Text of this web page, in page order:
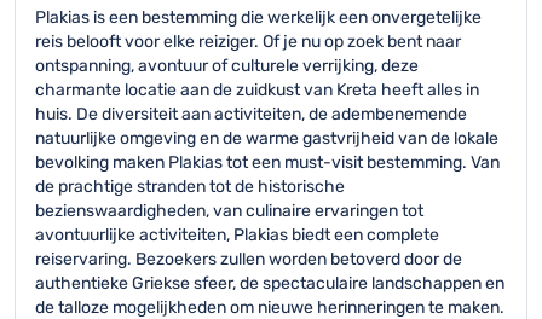
Plakias is een bestemming die werkelijk een onvergetelijke
reis belooft voor elke reiziger. Of je nu op zoek bent naar
ontspanning, avontuur of culturele verrijking, deze
charmante locatie aan de zuidkust van Kreta heeft alles in
huis. De diversiteit aan activiteiten, de adembenemende
natuurlijke omgeving en de warme gastvrijheid van de lokale
bevolking maken Plakias tot een must-visit bestemming. Van
de prachtige stranden tot de historische
bezienswaardigheden, van culinaire ervaringen tot
avontuurlijke activiteiten, Plakias biedt een complete
reiservaring. Bezoekers zullen worden betoverd door de
authentieke Griekse sfeer, de spectaculaire landschappen en
de talloze mogelijkheden om nieuwe herinneringen te maken.